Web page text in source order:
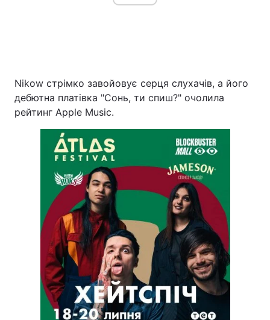
Nikow стрімко завойовує серця слухачів, а його
дебютна платівка "Сонь, ти спиш?" очолила
рейтинг Apple Music.